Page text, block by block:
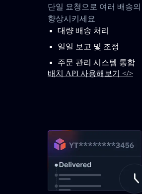
단일 요청으로 여러 배송
향상시키세요
대량 배송 처리
일일 보고 및 조정
주문 관리 시스템 통합
배치 API 사용해보기 </>